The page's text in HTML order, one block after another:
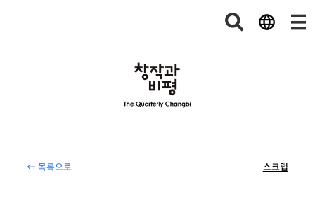
← 목록으로 스크랩